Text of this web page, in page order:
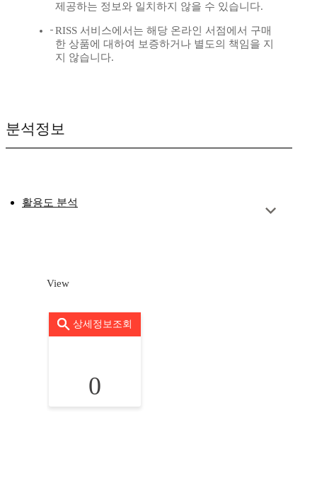
제공하는 정보와 일치하지 않을 수 있습니다.
RISS 서비스에서는 해당 온라인 서점에서 구매
한 상품에 대하여 보증하거나 별도의 책임을 지
지 않습니다.
분석정보
활용도 분석
View
상세정보조회
0